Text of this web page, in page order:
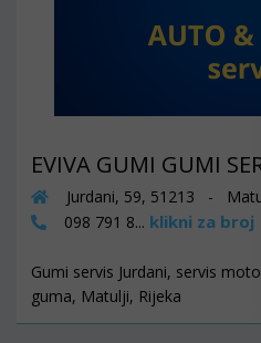
EVIVA GUMI GUMI
Jurdani, 59, 51213 -
098 791 8... klikni za broj
Gumi servis Jurdani, servis
guma, Matulji, Rijeka